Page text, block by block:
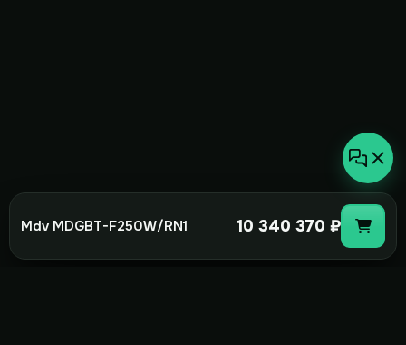
Mdv MDGBT-F250W/RN1 10 340 370 ₽